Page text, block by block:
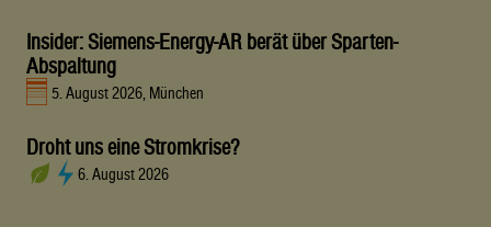
Insider: Siemens-Energy-AR berät über Sparten-
Abspaltung
5. August 2026, München
Droht uns eine Stromkrise?
6. August 2026